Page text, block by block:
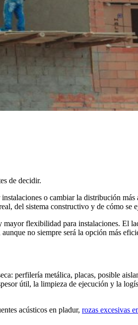
de decidir.
o cambiar la distribución más
del sistema constructivo y de cómo se
flexibilidad para instalaciones. El
no siempre será la opción más
perfilería metálica, placas, posible
útil, la limpieza de ejecución y la
acústicos en pladur, rozas excesivas